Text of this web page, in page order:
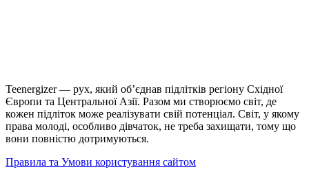
Teenergizer — рух, який об’єднав підлітків регіону Східної
Європи та Центральної Азії. Разом ми створюємо світ, де
кожен підліток може реалізувати свій потенціал. Світ, у якому
права молоді, особливо дівчаток, не треба захищати, тому що
вони повністю дотримуються.
Правила та Умови користування сайтом